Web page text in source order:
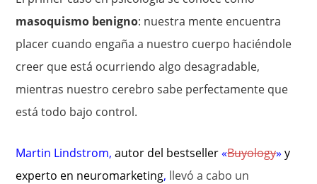
masoquismo benigno: nuestra mente encuentra
placer cuando engaña a nuestro cuerpo haciéndole
creer que está ocurriendo algo desagradable,
mientras nuestro cerebro sabe perfectamente que
está todo bajo control.
Martin Lindstrom,autor del bestseller«Buyology»y
experto en neuromarketing, llevó a cabo un